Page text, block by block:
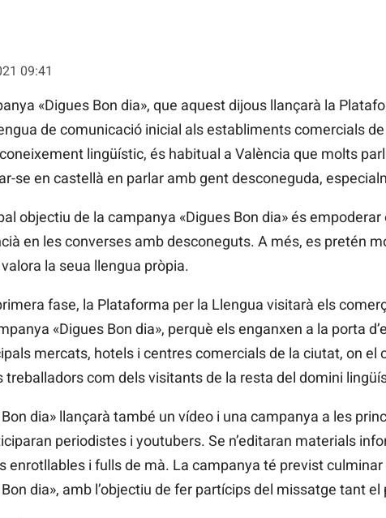
09:41
«Digues Bon dia», que aquest dijous llançarà la
de comunicació inicial als establiments comercials de
lingüístic, és habitual a València que molts
se en castellà en parlar amb gent desconeguda,
objectiu de la campanya «Digues Bon dia» és
en les converses amb desconeguts. A més, es pretén
la seua llengua pròpia.
fase, la Plataforma per la Llengua visitarà els
«Digues Bon dia», perquè els enganxen a la porta
mercats, hotels i centres comercials de la ciutat, on
treballadors com dels visitants de la resta del domini
Bon dia» llançarà també un vídeo i una campanya a les
periodistes i youtubers. Se n’editaran materials
enrotllables i fulls de mà. La campanya té previst
dia», amb l’objectiu de fer partícips del missatge tant